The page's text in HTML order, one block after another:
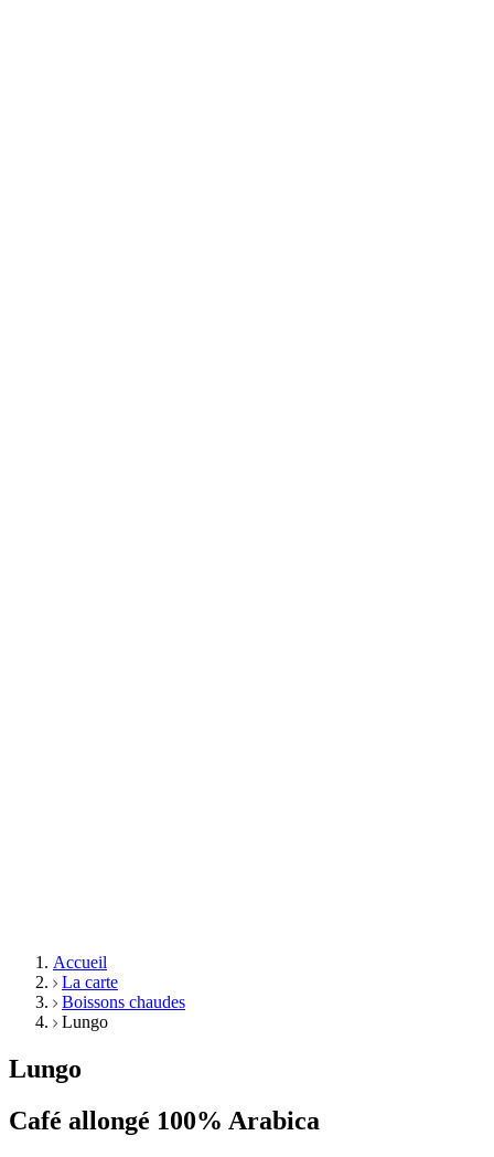
Accueil
La carte
Boissons chaudes
Lungo
Lungo
Café allongé 100% Arabica